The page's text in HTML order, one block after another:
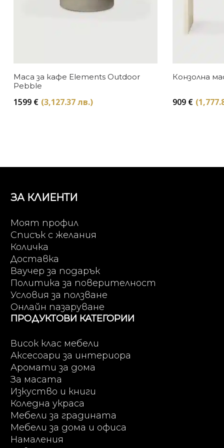
Маса за кафе Elements Outdoor
Pebble
1599 € (3,127.37 лв.)
Конзолна
909 €
ЗА КЛИЕНТИ
Моят профил
Списък с желания
Количка
Доставка
Ваучер за подарък
Политика за поверителност
Условия за ползване
Онлайн пазаруване
ПРОДУКТОВИ КАТЕГОРИИ
Висок клас мебели
Аксесоари за интериора
Аромати за дома
За масата
Изкуство и книги
Коледна украса
Мебели за градината
Мебели за дома и офиса
Намаления